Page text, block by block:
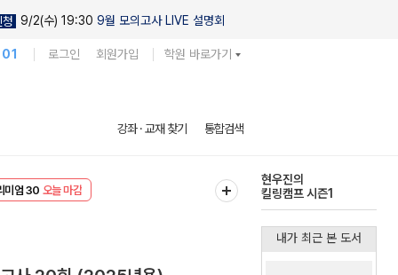
청 9/2(수) 19:30 9월 모의고사 LIVE 설명회
로그인 회원가입 학원 바로가기
강좌 · 교재 찾기 통합검색
미엄 30 오늘 마감
오늘 마감
다채로운 난도
실전 모의고사
내가 최근 본 도서